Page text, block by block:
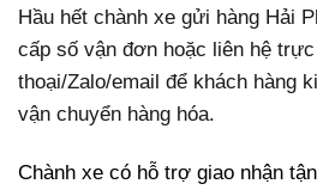
Hầu hết chành xe gửi hàng Hải
cấp số vận đơn hoặc liên hệ
thoại/Zalo/email để khách hàng
vận chuyển hàng hóa.
Chành xe có hỗ trợ giao nhận